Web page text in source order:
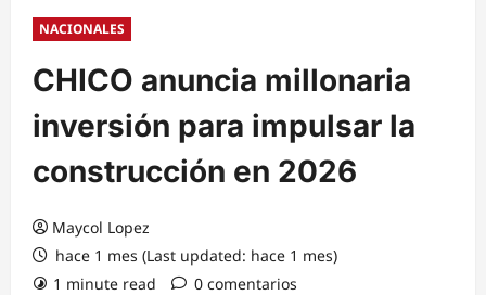
NACIONALES
CHICO anuncia millonaria
inversión para impulsar la
construcción en 2026
Maycol Lopez
hace 1 mes (Last updated: hace 1 mes)
1 minute read
0 comentarios